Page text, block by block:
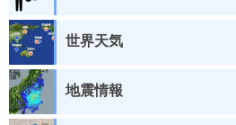
世界天気
地震情報